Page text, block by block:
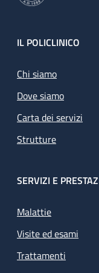
Footer
IL POLICLINICO
Chi siamo
Dove siamo
Carta dei servizi
Strutture
SERVIZI E
Malattie
Visite ed esami
Trattamenti